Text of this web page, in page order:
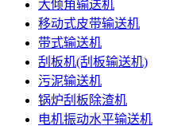
大倾角输送机
移动式皮带输送机
带式输送机
刮板机(刮板输送机)
污泥输送机
锅炉刮板除渣机
电机振动水平输送机